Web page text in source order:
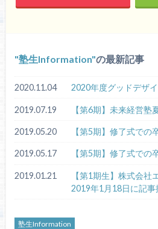
塾生Information の最新記事
2020.11.04 2020年度グッドデザ
2019.07.19 【第6期】未来経営塾
2019.05.20 【第5期】修了式での
2019.05.17 【第5期】修了式での
2019.01.21
【第1期生】株式会社
2019年1月18日に記事
塾生Information